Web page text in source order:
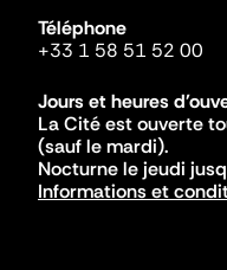
Téléphone
+33 1 58 51 52 00
Jours et heures
La Cité est ouverte
(sauf le mardi).
Nocturne le jeudi
Informations et